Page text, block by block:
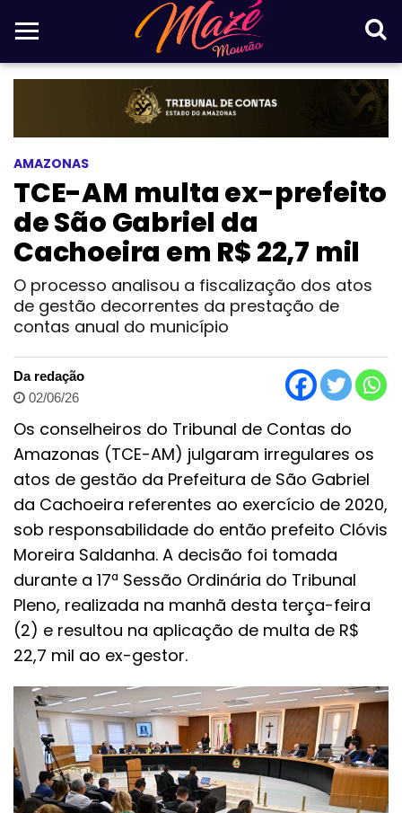
AMAZONAS
TCE-AM multa ex-prefeito
de São Gabriel da
Cachoeira em R$ 22,7 mil
O processo analisou a fiscalização dos atos
de gestão decorrentes da prestação de
contas anual do município
Da redação
02/06/26
Os conselheiros do Tribunal de Contas do
Amazonas (TCE-AM) julgaram irregulares os
atos de gestão da Prefeitura de São Gabriel
da Cachoeira referentes ao exercício de 2020,
sob responsabilidade do então prefeito Clóvis
Moreira Saldanha. A decisão foi tomada
durante a 17ª Sessão Ordinária do Tribunal
Pleno, realizada na manhã desta terça-feira
(2) e resultou na aplicação de multa de R$
22,7 mil ao ex-gestor.